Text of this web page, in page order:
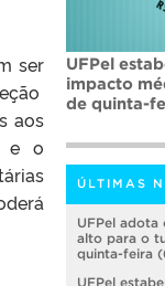
ser
aos
e o
UFPel
impacto
de quinta-
ÚLTIMAS
UFPel adota
alto para o
quinta-feira
UFPel